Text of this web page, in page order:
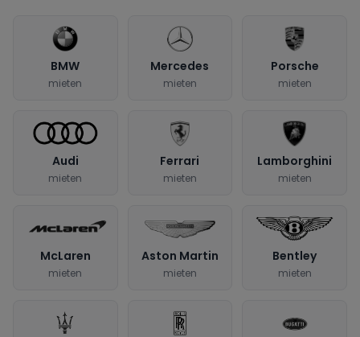
BMW
mieten
Mercedes
mieten
Porsche
mieten
Audi
mieten
Ferrari
mieten
Lamborghini
mieten
McLaren
mieten
Aston Martin
mieten
Bentley
mieten